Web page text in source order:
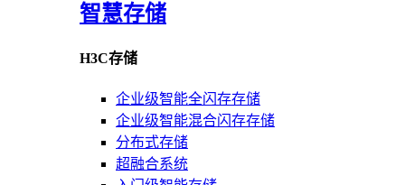
智慧存储
H3C存储
企业级智能全闪存存储
企业级智能混合闪存存储
分布式存储
超融合系统